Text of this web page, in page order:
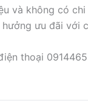
và không có chi
ưu đãi với
thoại